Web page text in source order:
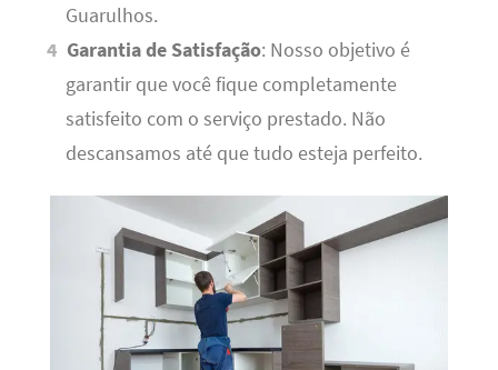
Guarulhos.
Garantia de Satisfação: Nosso objetivo é
garantir que você fique completamente
satisfeito com o serviço prestado. Não
descansamos até que tudo esteja perfeito.